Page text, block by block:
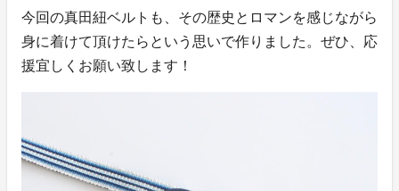
今回の真田紐ベルトも、その歴史とロマンを感じながら
身に着けて頂けたらという思いで作りました。ぜひ、応
援宜しくお願い致します！